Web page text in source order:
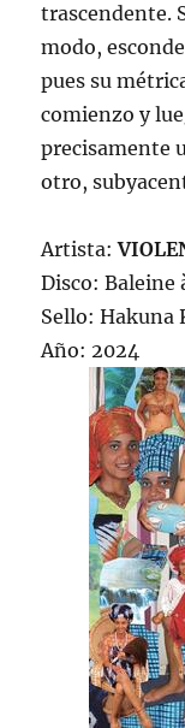
trascendente.
modo,
pues su
comienzo y
precisamente
otro,
Artista:
Disco: Baleine
Sello: Hakuna
Año: 2024